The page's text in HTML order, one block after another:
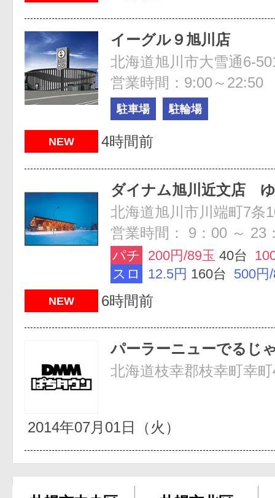
イーグル９旭川店
北海道旭川市大雪通6-
営業時間：9:00～22:50
駐車場 駐輪場
NEW 4時間前
ダイナム旭川近文店
北海道旭川市川端町7条
営業時間： 9：00 ～ 23
パチ 200円/89玉 40台
スロ
12.5円 160台 500円
NEW 6時間前
パーラーニューでるじ
北海道枝幸郡枝幸町幸
2014年07月01日（火）